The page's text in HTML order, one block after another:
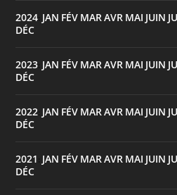
2024 JAN FÉV MARAVR MAI JUIN
DÉC
2023 JAN FÉV MARAVR MAI JUIN
DÉC
2022 JAN FÉV MARAVR MAI JUIN
DÉC
2021 JAN FÉV MARAVR MAI JUIN
DÉC